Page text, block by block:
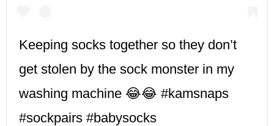
Keeping socks together so they don’t
get stolen by the sock monster in my
washing machine 😂😂 #kamsnaps
#sockpairs #babysocks